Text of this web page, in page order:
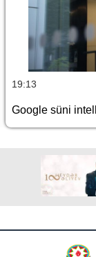
19:13
Google süni